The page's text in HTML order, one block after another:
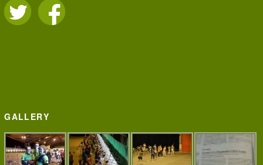
GALLERY